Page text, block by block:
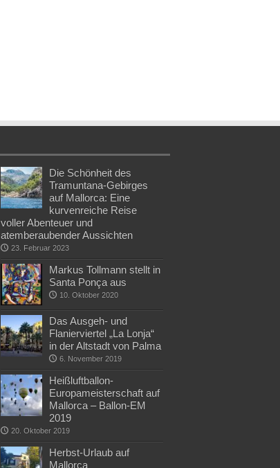
Die Schönheit des
Tramuntana-Gebirges
auf Mallorca: Eine
kurvenreiche Reise
voller Abenteuer und
atemberaubender Aussichten
23. Februar 2023
Markus Tollmann stellt in
Santa Ponça aus
10. Oktober 2020
Das Ausgeh- und
Flanierviertel „La Lonja“
in der Altstadt von Palma
6. November 2019
Heißluftballon-
Europameisterschaft auf
Mallorca – Ballon-EM
2019
20. Oktober 2019
Herbst-Urlaub auf
Mallorca